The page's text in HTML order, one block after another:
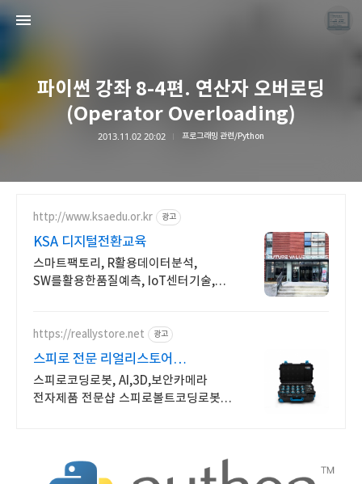
파이썬 강좌 8-4편. 연산자 오버로딩
(Operator Overloading)
2013.11.02 20:02 프로그래밍 관련/Python
http://www.ksaedu.or.kr 광고
KSA 디지털전환교육
스마트팩토리, R활용데이터분석,
SW를활용한품질예측, IoT센터기술,
https://reallystore.net 광고
스피로 전문 리얼리스토어
코딩교육을 쉽고 재밌게
스피로코딩로봇, AI,3D,보안카메라
전자제품 전문샵 스피로볼트코딩로봇,
끝나지 않는 프로그래밍 일기